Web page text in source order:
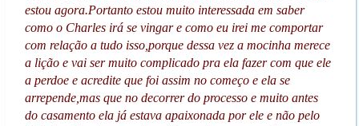
estou agora.Portanto estou muito interessada em saber
como o Charles irá se vingar e como eu irei me comportar
com relação a tudo isso,porque dessa vez a mocinha merece
a lição e vai ser muito complicado pra ela fazer com que ele
a perdoe e acredite que foi assim no começo e ela se
arrepende,mas que no decorrer do processo e muito antes
do casamento ela já estava apaixonada por ele e não pelo